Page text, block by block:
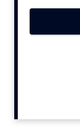
Carriere
Design